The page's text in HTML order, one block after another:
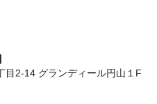
目2-14 グランディール円山１F